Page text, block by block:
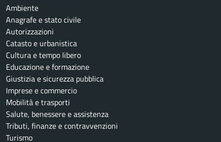
Ambiente
Anagrafe e stato civile
Autorizzazioni
Catasto e urbanistica
Cultura e tempo libero
Educazione e formazione
Giustizia e sicurezza pubblica
Imprese e commercio
Mobilità e trasporti
Salute, benessere e assistenza
Tributi, finanze e contravvenzioni
Turismo